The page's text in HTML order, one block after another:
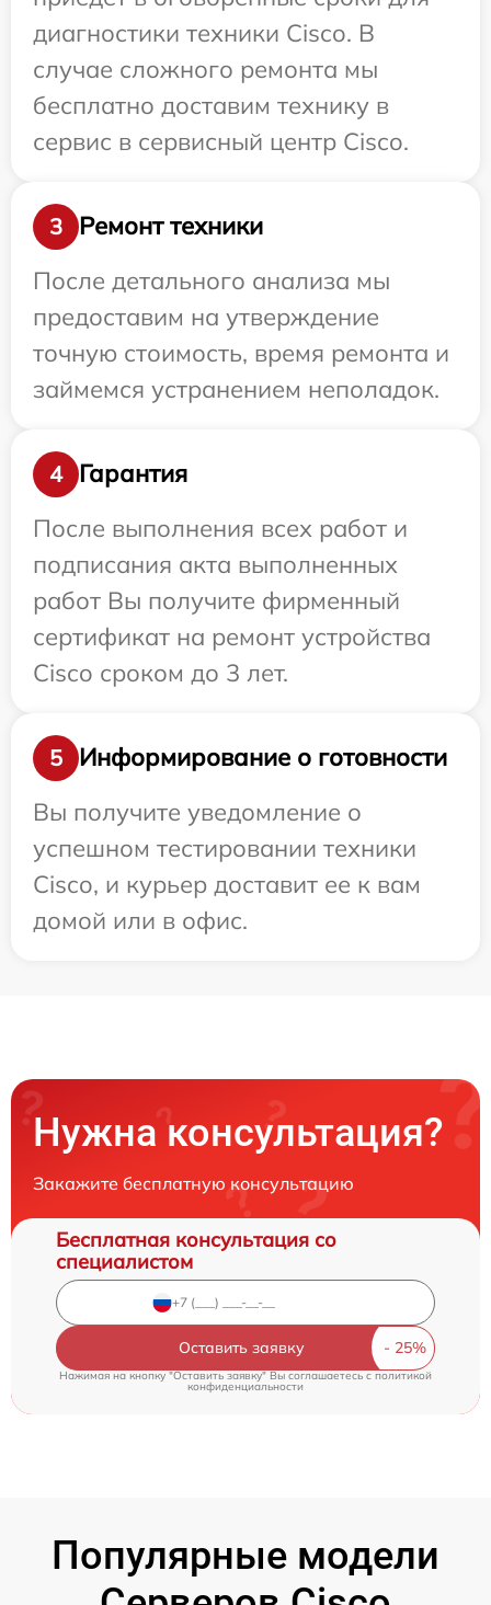
диагностики техники Cisco. В
случае сложного ремонта мы
бесплатно доставим технику в
сервис в сервисный центр Cisco.
3
Ремонт техники
После детального анализа мы
предоставим на утверждение
точную стоимость, время ремонта и
займемся устранением неполадок.
4
Гарантия
После выполнения всех работ и
подписания акта выполненных
работ Вы получите фирменный
сертификат на ремонт устройства
Cisco сроком до 3 лет.
5
Информирование о готовности
Вы получите уведомление о
успешном тестировании техники
Cisco, и курьер доставит ее к вам
домой или в офис.
Нужна консультация?
Закажите бесплатную консультацию
Бесплатная консультация со
специалистом
Оставить заявку
Нажимая на кнопку "Оставить заявку" Вы соглашаетесь cполитикой
конфиденциальности
Популярные модели